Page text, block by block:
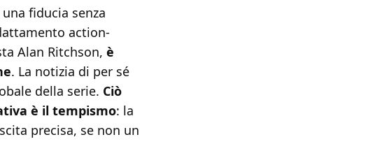
fiducia senza
action-
Alan Ritchson, è
. La notizia di per sé
della serie. Ciò
è il tempismo: la
precisa, se non un